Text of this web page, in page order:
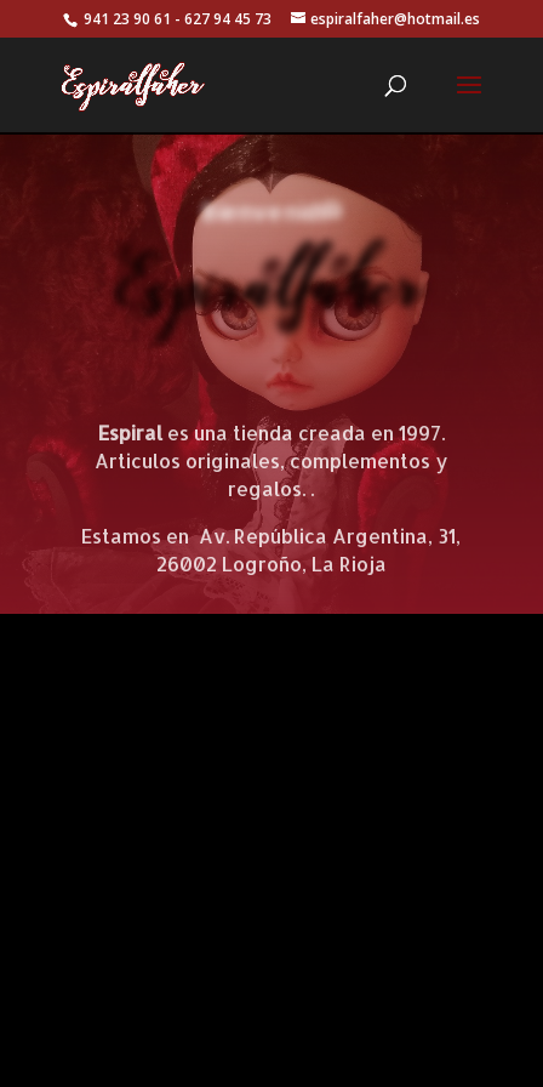
941 23 90 61 - 627 94 45 73 espiralfaher@hotmail.es
Bienvenid@
Espirales una tienda creada en 1997.
Articulos originales, complementos y
regalos. .
Estamos enAv. República Argentina, 31,
26002 Logroño, La Rioja